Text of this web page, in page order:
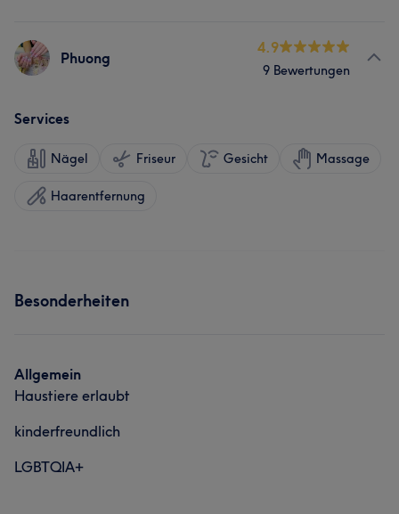
Phuong
4.9
9 Bewertungen
Services
Nägel Friseur Gesicht Massage
Haarentfernung
Besonderheiten
Allgemein
Haustiere erlaubt
kinderfreundlich
LGBTQIA+